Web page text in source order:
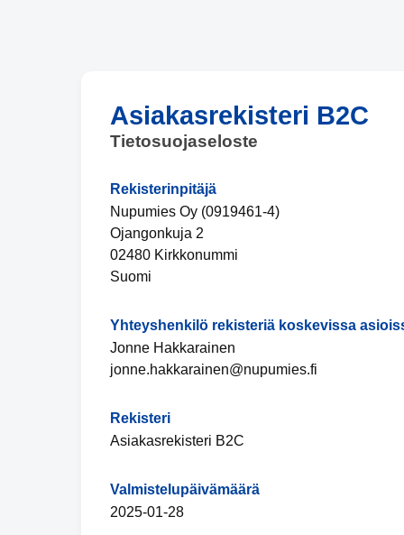
Asiakasrekisteri B2C
Tietosuojaseloste
Rekisterinpitäjä
Nupumies Oy (0919461-4)
Ojangonkuja 2
02480 Kirkkonummi
Suomi
Yhteyshenkilö rekisteriä koskevissa
Jonne Hakkarainen
jonne.hakkarainen@nupumies.fi
Rekisteri
Asiakasrekisteri B2C
Valmistelupäivämäärä
2025-01-28